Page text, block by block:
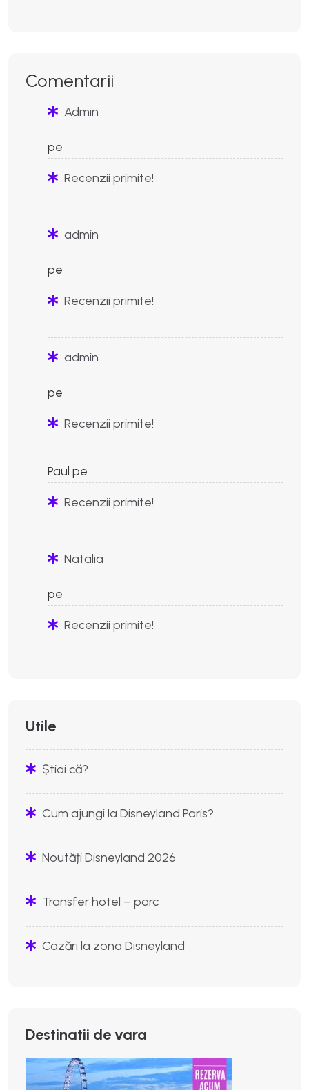
Comentarii
Admin
pe
Recenzii primite!
admin
pe
Recenzii primite!
admin
pe
Recenzii primite!
Paul pe
Recenzii primite!
Natalia
pe
Recenzii primite!
Utile
Știai că?
Cum ajungi la Disneyland Paris?
Noutăți Disneyland 2026
Transfer hotel – parc
Cazări la zona Disneyland
Destinatii de vara